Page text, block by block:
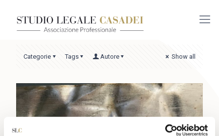
Categorie Tags Autore Show all